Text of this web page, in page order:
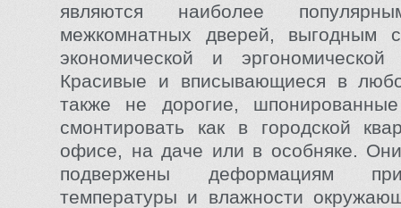
являются наиболее
межкомнатных дверей, выгодным с
экономической и эргономической
Красивые и вписывающиеся в
также не дорогие,
смонтировать как в городской
офисе, на даче или в особняке.
подвержены деформациям
температуры и влажности